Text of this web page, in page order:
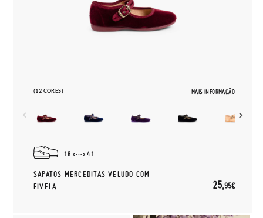
(12 CORES) MAIS INFORMAÇÃO
18 41
SAPATOS MERCEDITAS VELUDO COM
FIVELA
25,95€